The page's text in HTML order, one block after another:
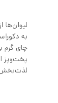
لیوان‌ها
به
چای گرم
پخت‌وپز